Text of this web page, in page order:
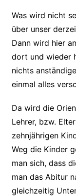
Was wird nicht
über unser
Dann wird hier
dort und wieder
nichts
einmal alles
Da wird die
Lehrer, bzw.
zehnjährigen
Weg die Kinder
man sich, dass
man das Abitur
gleichzeitig